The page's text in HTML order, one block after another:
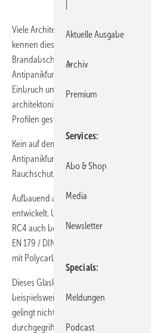
Viele Architekten, Planer und
kennen dieses Dilemma: Einerseits
Brandabschnitte zu realisieren, die
Antipanikfunktion) gewährleisten und
Einbruch und Durchschuss bieten
architektonisch anspruchsvoll und
Profilen gestaltet werden.
Kein auf dem Markt befindliches
Antipanikfunktion, Einbruch- und
Rauchschutz) konnte dies bislang
Aufbauend auf dem System Sälzer
entwickelt. Um Einbruchschutz in den
RC4 auch bei vollverglasten Türen mit
EN 179 / DIN EN 1125 zu realisieren ist
mit Polycarbonatlayer(n) einzusetzen.
Dieses Glaskonstrukt hält heftigsten
beispielsweise mit Kuhfuß, Meißel oder
gelingt nicht eine Öffnung zu schaffen,
durchgegriffen werden kann. Ein
Aktuelle Ausgabe
Archiv
Premium
Services
Abo & Shop
Media
Newsletter
Specials
Meldungen
Podcast